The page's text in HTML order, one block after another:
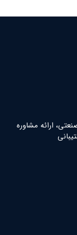
ارائه مشاوره